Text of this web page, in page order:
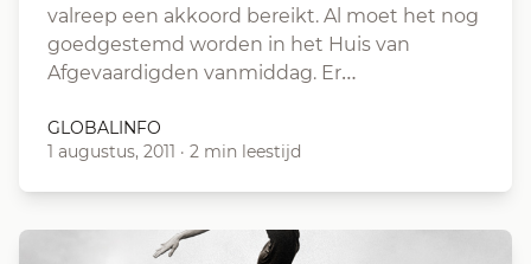
valreep een akkoord bereikt. Al moet het nog
goedgestemd worden in het Huis van
Afgevaardigden vanmiddag. Er…
GLOBALINFO
1 augustus, 2011 · 2 min leestijd